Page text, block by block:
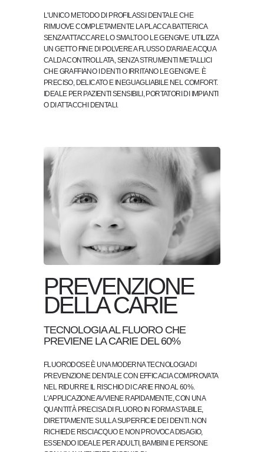
PREVENZIONE
DELLA CARIE
TECNOLOGIA AL FLUORO CHE
PREVIENE LA CARIE DEL 60%
FLUORODOSE È UNA MODERNA TECNOLOGIA DI
PREVENZIONE DENTALE CON EFFICACIA COMPROVATA
NEL RIDURRE IL RISCHIO DI CARIE FINO AL 60%.
L'APPLICAZIONE AVVIENE RAPIDAMENTE, CON UNA
QUANTITÀ PRECISA DI FLUORO IN FORMA STABILE,
DIRETTAMENTE SULLA SUPERFICIE DEI DENTI. NON
RICHIEDE RISCIACQUO E NON PROVOCA DISAGIO,
ESSENDO IDEALE PER ADULTI, BAMBINI E PERSONE
L'UNICO METODO DI PROFILASSI DENTALE CHE
RIMUOVE COMPLETAMENTE LA PLACCA BATTERICA
SENZA ATTACCARE LO SMALTO O LE GENGIVE. UTILIZZA
UN GETTO FINE DI POLVERE A FLUSSO D'ARIA E ACQUA
CALDA CONTROLLATA, SENZA STRUMENTI METALLICI
CHE GRAFFIANO I DENTI O IRRITANO LE GENGIVE. È
PRECISO, DELICATO E INEGUAGLIABILE NEL COMFORT.
IDEALE PER PAZIENTI SENSIBILI, PORTATORI DI IMPIANTI
O DI ATTACCHI DENTALI.